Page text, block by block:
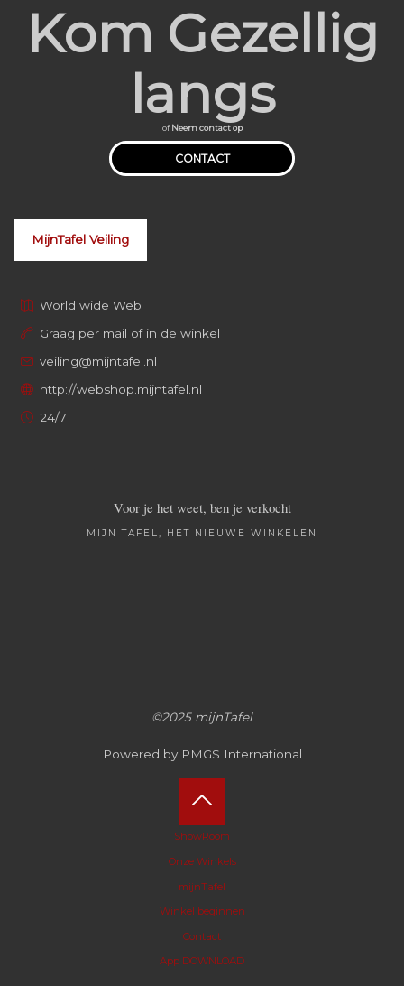
Kom Gezellig
langs
ofNeem contact op
CONTACT
MijnTafel Veiling
World wide Web
Graag per mail of in de winkel
veiling@mijntafel.nl
http://webshop.mijntafel.nl
24/7
Voor je het weet, ben je verkocht
MIJN TAFEL, HET NIEUWE WINKELEN
©2025 mijnTafel
Powered by PMGS International
ShowRoom
Onze Winkels
mijnTafel
Winkel beginnen
Contact
App DOWNLOAD
Terug
naar
boven